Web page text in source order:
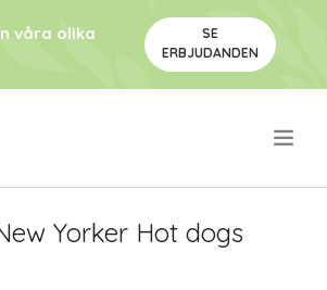
våra olika
SE
ERBJUDANDEN
Yorker Hot dogs